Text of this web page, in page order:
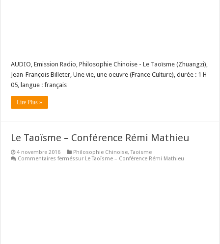
AUDIO, Emission Radio, Philosophie Chinoise - Le Taoïsme (Zhuangzi),
Jean-François Billeter, Une vie, une oeuvre (France Culture), durée : 1 H
05, langue : français
Lire Plus »
Le Taoïsme – Conférence Rémi Mathieu
4 novembre 2016 Philosophie Chinoise,Taoisme
Commentaires ferméssur Le Taoïsme – Conférence Rémi Mathieu